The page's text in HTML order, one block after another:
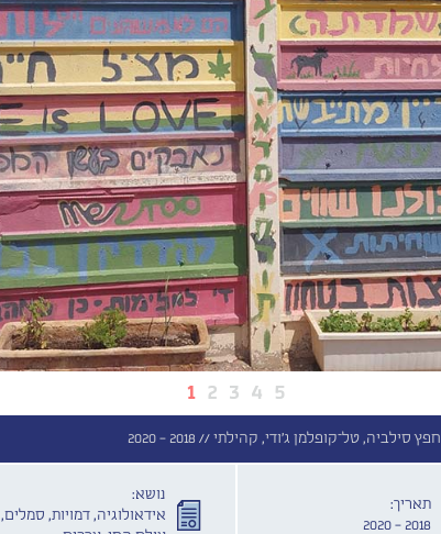
1 2 3 4 5
חפץ סילביה, טל־קופלמן ג'ודי, קהילתי // 2018 - 2020
תאריך:
2018 - 2020
נושא:
אידאולוגיה, דמויות, סמלים,